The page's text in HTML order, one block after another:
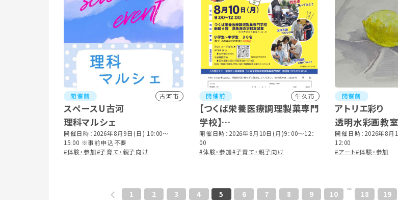
開催前 古河市
スペースU古河
理科マルシェ
開催日時：2026年8月9日(日) 10:00～
15:00 ※事前申込不要
#体験・参加#子育て・親子向け
開催前 牛久市
【つくば栄養医療調理製菓専門
学校】
おやこ防災教室
開催日時：2026年8月10日(月)9：00～12：
00
#体験・参加#子育て・親子向け
開催前
アトリエ彩り
透明水彩画教室
開催日時：2026年8
12:00
#アート#体験・参加
1 2 3 4 5 6 7 8 9 10 18 19